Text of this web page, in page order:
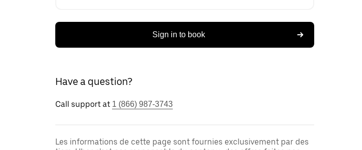
Sign in to book
Have a question?
Call support at 1 (866) 987-3743
Les informations de cette page sont fournies exclusivement par des